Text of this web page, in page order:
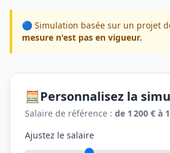
🔵 Simulation basée sur un projet
mesure n'est pas en vigueur.
🧮Personnalisez la
Salaire de référence : de 1 200 € à
Ajustez le salaire